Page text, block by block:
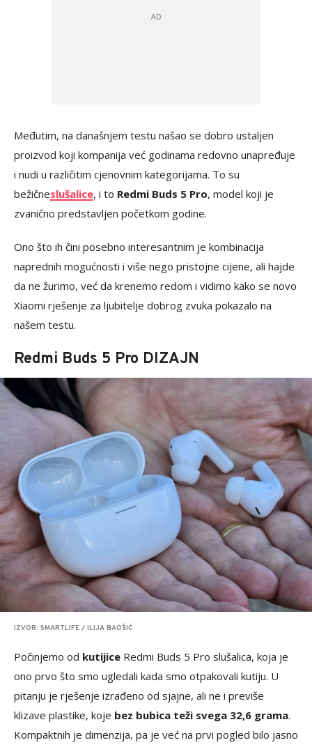
Međutim, na današnjem testu našao se dobro ustaljen
proizvod koji kompanija već godinama redovno unapređuje
i nudi u različitim cjenovnim kategorijama. To su
bežičneslušalice, i to Redmi Buds 5 Pro, model koji je
zvanično predstavljen početkom godine.
Ono što ih čini posebno interesantnim je kombinacija
naprednih mogućnosti i više nego pristojne cijene, ali hajde
da ne žurimo, već da krenemo redom i vidimo kako se novo
Xiaomi rješenje za ljubitelje dobrog zvuka pokazalo na
našem testu.
Redmi Buds 5 Pro DIZAJN
IZVOR: SMARTLIFE / ILIJA BAOŠIĆ
Počinjemo od kutijice Redmi Buds 5 Pro slušalica, koja je
ono prvo što smo ugledali kada smo otpakovali kutiju. U
pitanju je rješenje izrađeno od sjajne, ali ne i previše
klizave plastike, koje bez bubica teži svega 32,6 grama.
Kompaktnih je dimenzija, pa je već na prvi pogled bilo jasno